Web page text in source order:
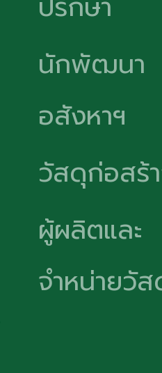
นักพัฒนา
อสังหาฯ
วัสดุก่อสร้
ผู้ผลิตและ
จำหน่ายวั